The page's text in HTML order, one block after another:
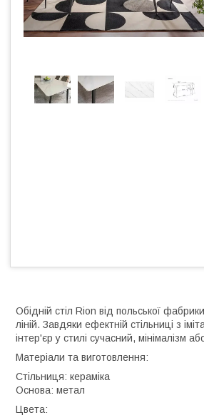
Обідній стіл Rion від польської
ліній. Завдяки ефектній стільниці з
інтер'єр у стилі сучасний, мінімалізм
Матеріали та виготовлення:
Стільниця: кераміка
Основа: метал
Цвета: